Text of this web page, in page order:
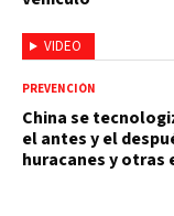
VIDEO
PREVENCIÓN
China se
el antes y el
huracanes y otras